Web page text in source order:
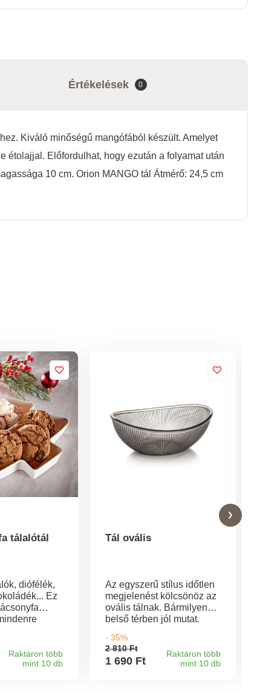
Értékelések 0
Kiváló minőségű mangófából készült. Amelyet
étolajjal. Előfordulhat, hogy ezután a folyamat után
10 cm. Orion MANGO tál Átmérő: 24,5 cm
tálalótál
diófélék,
Ez
majd
nélkül
Raktáron több
mint 10 db
Tál ovális
Az egyszerű stílus időtlen
megjelenést kölcsönöz az
ovális tálnak. Bármilyen
belső térben jól mutat.
zöldségekkel még jobban
mutat. Használja, ahogyan
csak szeretné.
- 35%
2 810 Ft
1 690 Ft
Raktáron több
mint 10 db